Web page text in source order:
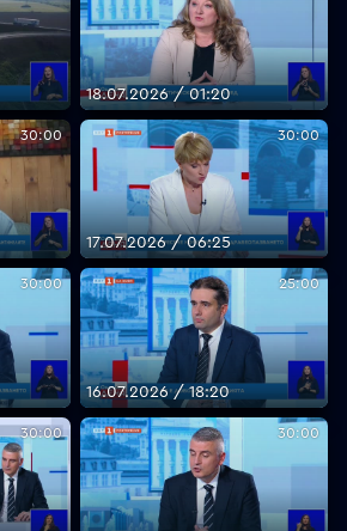
18.07.2026 / 01:20
30:00 30:00
17.07.2026 / 06:25
30:00 25:00
16.07.2026 / 18:20
30:00 30:00